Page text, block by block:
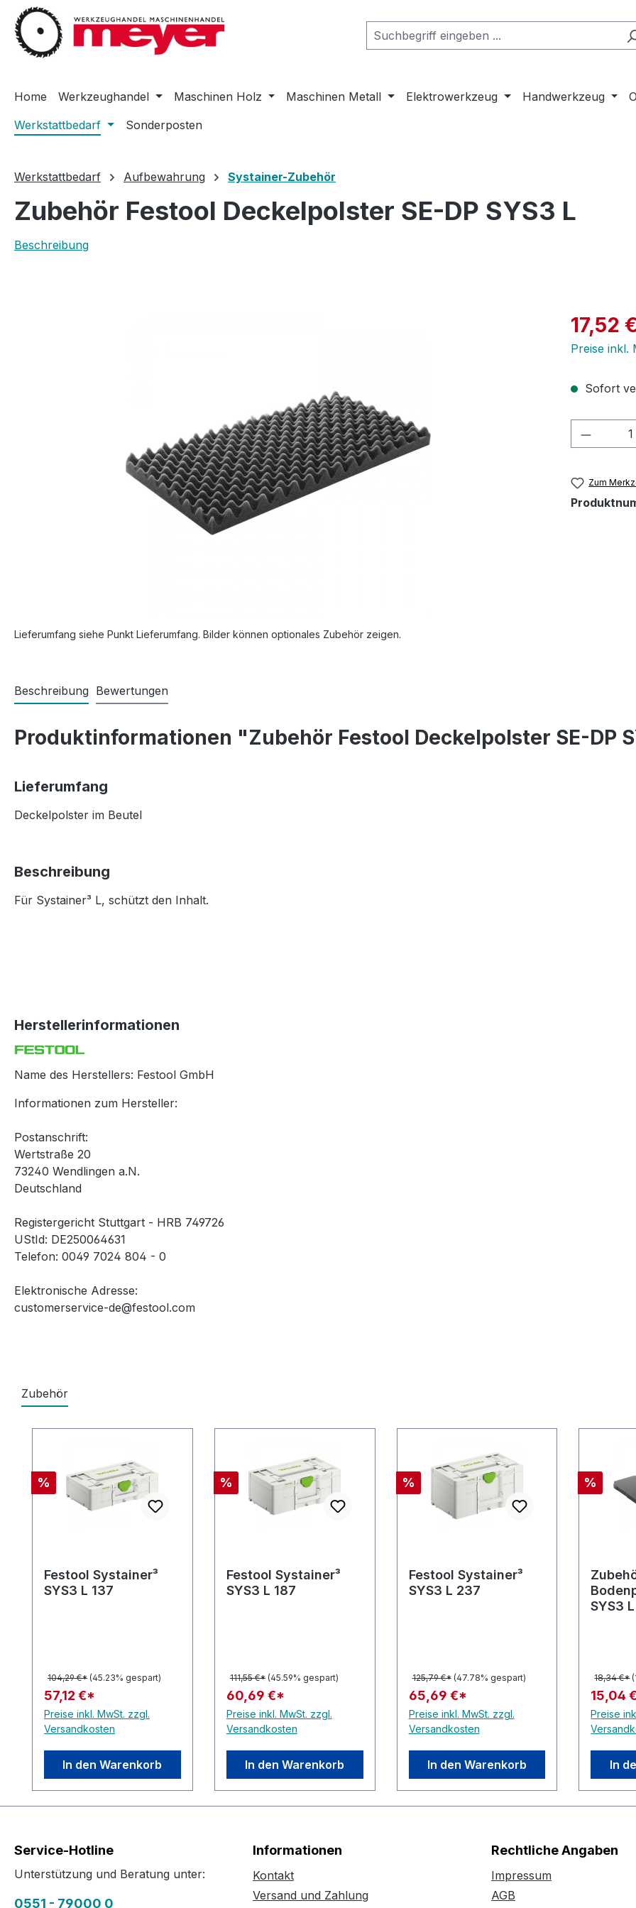
Hauptinhalt springen
Zur Suche springen
Zur Hauptnavigation springen
Home Werkzeughandel Maschinen Holz Maschinen Metall Elektrowerkzeug Handwerkzeug
Werkstattbedarf
Sonderposten
Werkstattbedarf Aufbewahrung Systainer-Zubehör
Zubehör Festool Deckelpolster SE-DP SYS3 L
Beschreibung
Lieferumfang siehe Punkt Lieferumfang. Bilder können optionales Zubehör zeigen.
17,52 €
Preise inkl.
Sofort
Zum
Beschreibung Bewertungen
Produktinformationen "Zubehör Festool Deckelpolster SE-DP
Lieferumfang
Deckelpolster im Beutel
Beschreibung
Für Systainer³ L, schützt den Inhalt.
Herstellerinformationen
Name des Herstellers: Festool GmbH
Informationen zum Hersteller:
Postanschrift:
Wertstraße 20
73240 Wendlingen a.N.
Deutschland
Registergericht Stuttgart - HRB 749726
UStId: DE250064631
Telefon: 0049 7024 804 - 0
Elektronische Adresse:
customerservice-de@festool.com
Zubehör
Rabatt
%
Festool Systainer³
SYS3 L 137
104,29 €* (45.23% gespart)
57,12 €*
Preise inkl. MwSt. zzgl.
Versandkosten
In den Warenkorb
Rabatt
%
Festool Systainer³
SYS3 L 187
111,55 €* (45.59% gespart)
60,69 €*
Preise inkl. MwSt. zzgl.
Versandkosten
In den Warenkorb
Rabatt
%
Festool Systainer³
SYS3 L 237
125,79 €* (47.78% gespart)
65,69 €*
Preise inkl. MwSt. zzgl.
Versandkosten
In den Warenkorb
Rabatt
%
SYS3 L
18,34 €*
15,04
Preise
In
Service-Hotline
Unterstützung und Beratung unter:
0551 - 79000 0
Informationen
Kontakt
Versand und Zahlung
Rechtliche Angaben
Impressum
AGB